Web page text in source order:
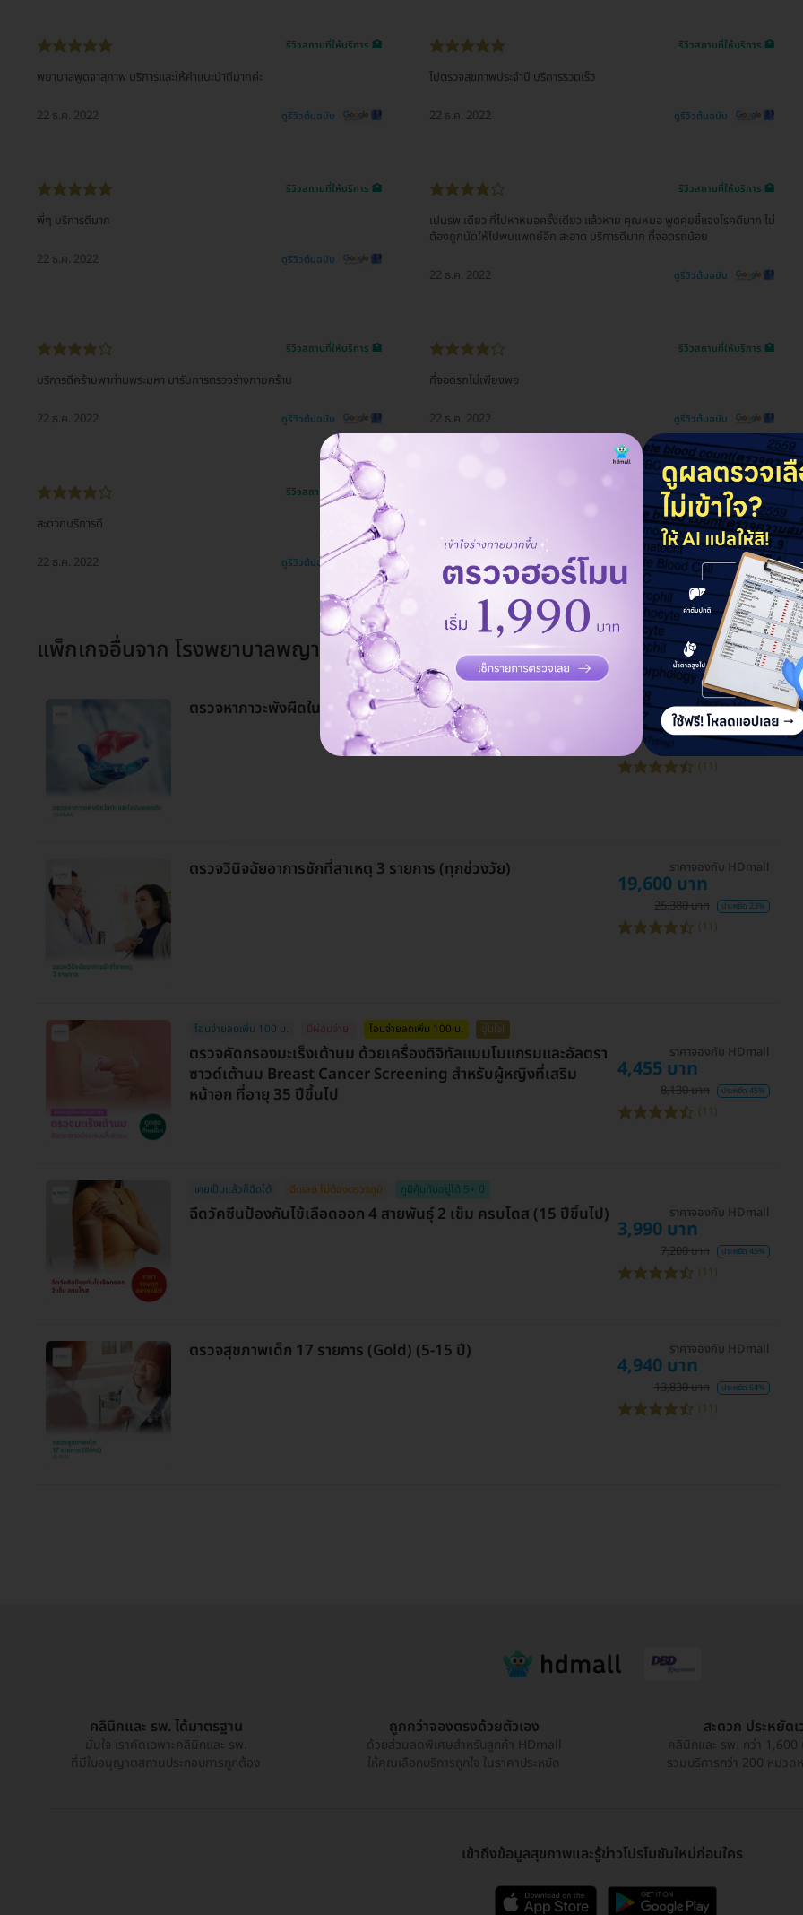
รีวิวสถานที่ให้บริการ 🏥
พยาบาลพูดจาสุภาพ บริการและให้คำแนะนำดีมากค่ะ
22 ธ.ค. 2022 ดูรีวิวต้นฉบับ
รีวิวสถานที่ให้บริการ 🏥
ไปตรวจสุขภาพประจำปี บริการรวดเร็ว
22 ธ.ค. 2022 ดูรีวิวต้นฉบับ
รีวิวสถานที่ให้บริการ 🏥
พี่ๆ บริการดีมาก
22 ธ.ค. 2022 ดูรีวิวต้นฉบับ
รีวิวสถานที่ให้บริการ 🏥
เปนรพ เดียว ที่ไปหาหมอครั้งเดียว แล้วหาย คุณหมอ พูดคุยชี้แจงโรคดีมาก ไม่
ต้องถูกนัดให้ไปพบแพทย์อีก สะอาด บริการดีมาก ที่จอดรถน้อย
22 ธ.ค. 2022 ดูรีวิวต้นฉบับ
รีวิวสถานที่ให้บริการ 🏥
บริการดีคร้าบพาท่านพระมหา มารับการตรวจร่างกายคร้าบ
22 ธ.ค. 2022 ดูรีวิวต้นฉบับ
รีวิวสถานที่ให้บริการ 🏥
ที่จอดรถไม่เพียงพอ
22 ธ.ค. 2022 ดูรีวิวต้นฉบับ
รีวิวสถานที่ให้บริการ 🏥
สะดวกบริการดี
22 ธ.ค. 2022 ดูรีวิวต้นฉบับ
แพ็กเกจอื่นจาก โรงพยาบาลพญาไท 1
ตรวจหาภาวะพังผืดในตับและไขมันพอกตับ (Fibroscan) (15 ปีขึ้นไป) ราคาจองกับ HDmall
2,134 บาท
3,880 บาท ประหยัด 45%
(11)
ตรวจวินิจฉัยอาการชักที่สาเหตุ 3 รายการ (ทุกช่วงวัย) ราคาจองกับ HDmall
19,600 บาท
25,380 บาท ประหยัด 23%
(11)
โอนจ่ายลดเพิ่ม 100 บ. มีผ่อนจ่าย! โอนจ่ายลดเพิ่ม 100 บ. อุ่นใจ!
ตรวจคัดกรองมะเร็งเต้านม ด้วยเครื่องดิจิทัลแมมโมแกรมและอัลตรา
ซาวด์เต้านม Breast Cancer Screening สำหรับผู้หญิงที่เสริม
หน้าอก ที่อายุ 35 ปีขึ้นไป
ราคาจองกับ HDmall
4,455 บาท
8,130 บาท ประหยัด 45%
(11)
เคยเป็นแล้วก็ฉีดได้ ฉีดเลย ไม่ต้องตรวจภูมิ ภูมิคุ้มกันอยู่ได้ 5+ ปี
ฉีดวัคซีนป้องกันไข้เลือดออก 4 สายพันธุ์ 2 เข็ม ครบโดส (15 ปีขึ้นไป) ราคาจองกับ HDmall
3,990 บาท
7,200 บาท ประหยัด 45%
(11)
ตรวจสุขภาพเด็ก 17 รายการ (Gold) (5-15 ปี) ราคาจองกับ HDmall
4,940 บาท
13,830 บาท ประหยัด 64%
(11)
คลินิกและ รพ. ได้มาตรฐาน
มั่นใจ เราคัดเฉพาะคลินิกและ รพ.
ที่มีใบอนุญาตสถานประกอบการถูกต้อง
ถูกกว่าจองตรงด้วยตัวเอง
ด้วยส่วนลดพิเศษสำหรับลูกค้า HDmall
ให้คุณเลือกบริการถูกใจ ในราคาประหยัด
สะดวก ประหยัดเ
คลินิกและ รพ. กว่า 1,600
รวมบริการกว่า 200 หมวด
เข้าถึงข้อมูลสุขภาพและรู้ข่าวโปรโมชันใหม่ก่อนใคร